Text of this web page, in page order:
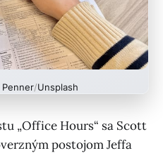
Penner/Unsplash
„Office Hours“ sa Scott
postojom Jeffa